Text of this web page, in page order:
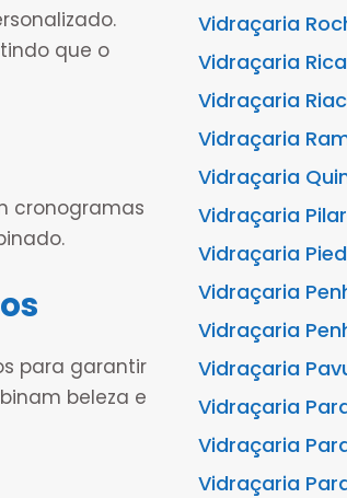
que o
cronogramas
para garantir
beleza e
Vidraçaria
Vidraçaria
Vidraçaria
Vidraçaria
Vidraçaria
Vidraçaria
Vidraçaria
Vidraçaria
Vidraçaria
Vidraçaria
Vidraçaria
Vidraçaria
Vidraçaria